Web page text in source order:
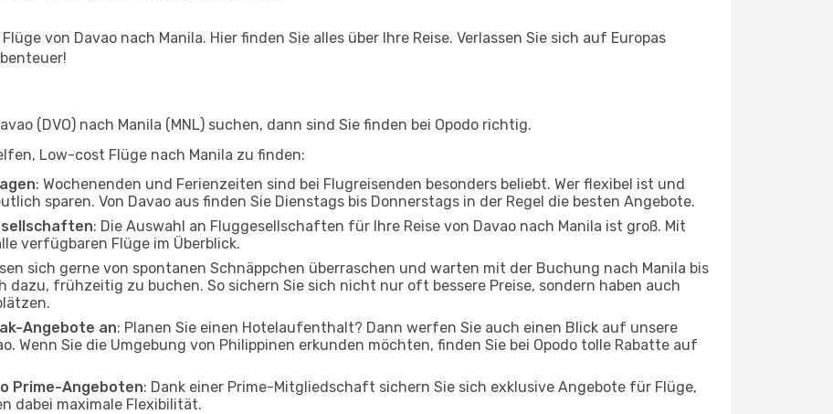
von Davao nach Manila. Hier finden Sie alles über Ihre Reise. Verlassen Sie sich auf Europas
(DVO) nach Manila (MNL) suchen, dann sind Sie finden bei Opodo richtig.
Low-cost Flüge nach Manila zu finden:
: Wochenenden und Ferienzeiten sind bei Flugreisenden besonders beliebt. Wer flexibel ist und
sparen. Von Davao aus finden Sie Dienstags bis Donnerstags in der Regel die besten Angebote.
: Die Auswahl an Fluggesellschaften für Ihre Reise von Davao nach Manila ist groß. Mit
verfügbaren Flüge im Überblick.
sich gerne von spontanen Schnäppchen überraschen und warten mit der Buchung nach Manila bis
dazu, frühzeitig zu buchen. So sichern Sie sich nicht nur oft bessere Preise, sondern haben auch
Angebote an: Planen Sie einen Hotelaufenthalt? Dann werfen Sie auch einen Blick auf unsere
Wenn Sie die Umgebung von Philippinen erkunden möchten, finden Sie bei Opodo tolle Rabatte auf
Prime-Angeboten: Dank einer Prime-Mitgliedschaft sichern Sie sich exklusive Angebote für Flüge,
dabei maximale Flexibilität.